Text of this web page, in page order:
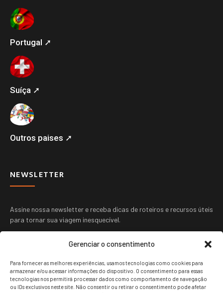
Gerenciar o consentimento
Para fornecer as melhores experiências, usamos tecnologias como cookies para
armazenar e/ou acessar informações do dispositivo. O consentimento para essas
tecnologias nos permitirá processar dados como comportamento de navegação
ou IDs exclusivos neste site. Não consentir ou retirar o consentimento pode afetar
Portugal ➚
Suíça ➚
Outros paises ➚
NEWSLETTER
Assine nossa newsletter e receba dicas de roteiros e recursos úteis
para tornar sua viagem inesquecível.